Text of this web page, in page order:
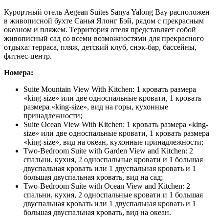
Курортный отель Aegean Suites Sanya Yalong Bay расположен
в живописной бухте Санья Ялонг Бэй, рядом с прекрасным
океаном и пляжем. Территория отеля представляет собой
живописный сад со всеми возможностями для прекрасного
отдыха: терраса, пляж, детский клуб, снэк-бар, бассейны,
фитнес-центр.
Номера:
Suite Mountain View With Kitchen: 1 кровать размера
«king-size» или две односпальные кровати, 1 кровать
размера «king-size», вид на горы, кухонные
принадлежности;
Suite Ocean View With Kitchen: 1 кровать размера «king-
size» или две односпальные кровати, 1 кровать размера
«king-size», вид на океан, кухонные принадлежности;
Two-Bedroom Suite with Garden View and Kitchen: 2
спальни, кухня, 2 односпальные кровати и 1 большая
двуспальная кровать или 1 двуспальная кровать и 1
большая двуспальная кровать, вид на сад;
Two-Bedroom Suite with Ocean View and Kitchen: 2
спальни, кухня, 2 односпальные кровати и 1 большая
двуспальная кровать или 1 двуспальная кровать и 1
большая двуспальная кровать, вид на океан.